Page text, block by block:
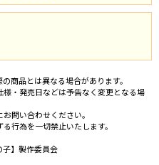
商品とは異なる場合があります。
・発売日などは予告なく変更となる場
問い合わせください。
行為を一切禁止いたします。
】製作委員会